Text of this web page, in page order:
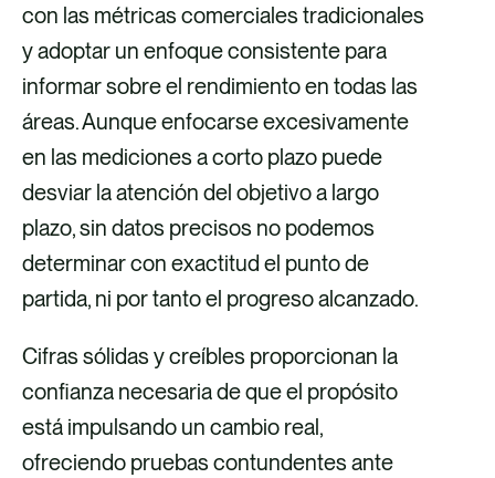
Promoción.
con las métricas comerciales tradicionales
y adoptar un enfoque consistente para
informar sobre el rendimiento en todas las
áreas. Aunque enfocarse excesivamente
en las mediciones a corto plazo puede
desviar la atención del objetivo a largo
plazo, sin datos precisos no podemos
determinar con exactitud el punto de
partida, ni por tanto el progreso alcanzado.
Cifras sólidas y creíbles proporcionan la
confianza necesaria de que el propósito
está impulsando un cambio real,
ofreciendo pruebas contundentes ante